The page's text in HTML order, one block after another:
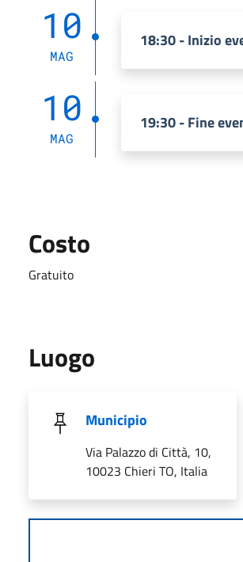
10
MAG
18:30 - Inizio
10
MAG
19:30 - Fine
Costo
Gratuito
Luogo
Municipio
Via Palazzo di Città, 10,
10023 Chieri TO, Italia